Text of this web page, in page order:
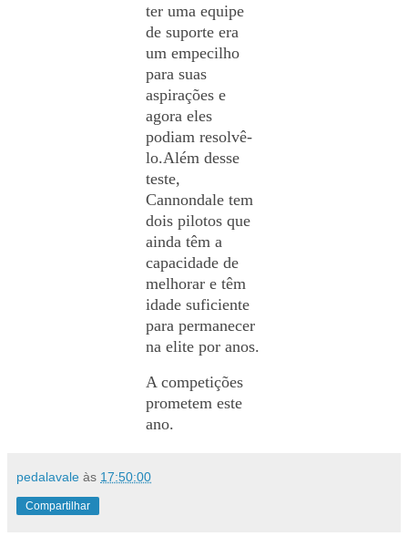
ter uma equipe
de suporte era
um empecilho
para suas
aspirações e
agora eles
podiam resolvê-
lo.Além desse
teste,
Cannondale tem
dois pilotos que
ainda têm a
capacidade de
melhorar e têm
idade suficiente
para permanecer
na elite por anos.
A competições
prometem este
ano.
pedalavale às 17:50:00
Compartilhar